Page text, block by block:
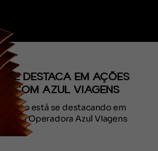
(CONTEÚDO)
SE DESTACA EM AÇÕES
COM AZUL VIAGENS
está se destacando em
com a Operadora Azul Viagens